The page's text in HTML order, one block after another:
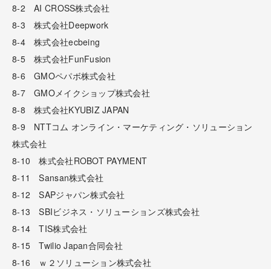
8-2 AI CROSS株式会社
8-3 株式会社Deepwork
8-4 株式会社ecbeing
8-5 株式会社FunFusion
8-6 GMOペパボ株式会社
8-7 GMOメイクショップ株式会社
8-8 株式会社KYUBIZ JAPAN
8-9 NTTコム オンライン・マーケティング・ソリューション
株式会社
8-10 株式会社ROBOT PAYMENT
8-11 Sansan株式会社
8-12 SAPジャパン株式会社
8-13 SBIビジネス・ソリューションズ株式会社
8-14 TIS株式会社
8-15 Twilio Japan合同会社
8-16 ｗ２ソリューション株式会社